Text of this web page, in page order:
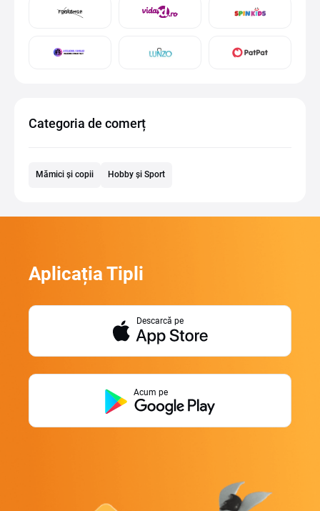
Categoria de comerț
Mămici și copii Hobby și Sport
Aplicația Tipli
Descarcă pe
Acum pe